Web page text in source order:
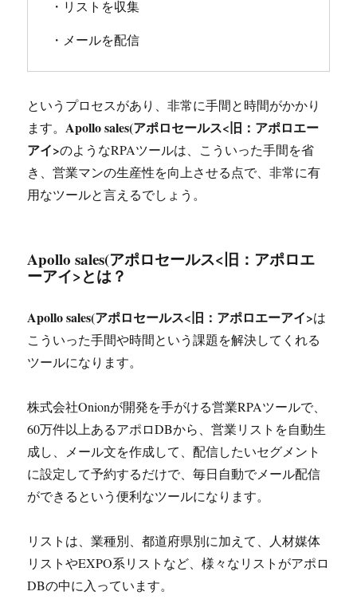
・リストを収集
・メールを配信
というプロセスがあり、非常に手間と時間がかかり
ます。Apollo sales(アポロセールス<旧：アポロエー
アイ>のようなRPAツールは、こういった手間を省
き、営業マンの生産性を向上させる点で、非常に有
用なツールと言えるでしょう。
Apollo sales(アポロセールス<旧：アポロエ
ーアイ>とは？
Apollo sales(アポロセールス<旧：アポロエーアイ>は
こういった手間や時間という課題を解決してくれる
ツールになります。
株式会社Onionが開発を手がける営業RPAツールで、
60万件以上あるアポロDBから、営業リストを自動生
成し、メール文を作成して、配信したいセグメント
に設定して予約するだけで、毎日自動でメール配信
ができるという便利なツールになります。
リストは、業種別、都道府県別に加えて、人材媒体
リストやEXPO系リストなど、様々なリストがアポロ
DBの中に入っています。